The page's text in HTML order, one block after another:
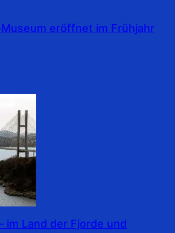
eröffnet im Frühjahr
im Land der Fjorde und